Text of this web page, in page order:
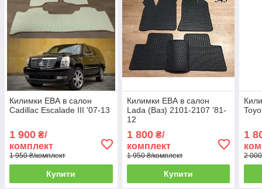
Килимки ЕВА в салон
Cadillac Escalade III '07-13
1 900 ₴/
комплект
1 950 ₴/комплект
Купити
Килимки ЕВА в салон
Lada (Ваз) 2101-2107 '81-
12
1 800₴/
комплект
1 950 ₴/комплект
Купити
1
2